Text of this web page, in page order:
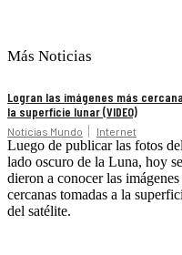
Más Noticias
Logran las imágenes más
la superficie lunar (VIDEO)
Noticias Mundo Internet
Luego de publicar las fotos del
lado oscuro de la Luna, hoy se
dieron a conocer las imágenes
cercanas tomadas a la
del satélite.